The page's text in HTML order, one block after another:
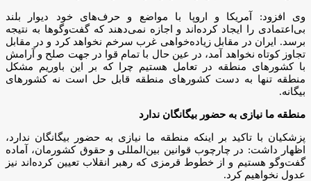
وی افزود: آمریکا و اروپا با مواضع و حرف‌های خود دیوار بلند
بی‌اعتمادی را ایجاد کرده‌اند و اجازه نمی‌دهند که گفت‌وگوها به نتیجه
برسد. ایران در مقابل زیاده‌خواهی غرب سرخم نخواهد کرد و در مقابل
تجاوز کوتاه نخواهد آمد، در عین حال با تمام قوا در جهت صلح و آرامش
با کشورهای منطقه در تعامل هستیم چرا که بر این باوریم مشکل
منطقه تنها به دست کشورهای منطقه قابل حل است نه کشورهای
بیگانه.
منطقه ما نیازی به حضور بیگانگان ندارد
پزشکیان با تاکید بر اینکه منطقه ما نیازی به حضور بیگانگان ندارد،
اظهار داشت: در چارچوب قوانین بین‌المللی و حقوق کشورمان، آماده
گفت‌وگو هستیم و از خطوط قرمزی که رهبر انقلاب تعیین کرده‌اند نیز
عدول نخواهیم کرد.